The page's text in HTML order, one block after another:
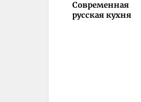
Современная
русская кухня